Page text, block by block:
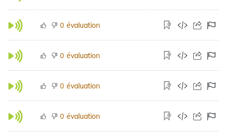
0 évaluation
0 évaluation
0 évaluation
0 évaluation